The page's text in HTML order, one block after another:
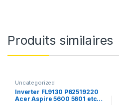
Produits similaires
Uncategorized
Inverter FL9130 P62519220
Acer Aspire 5600 5601 etc…